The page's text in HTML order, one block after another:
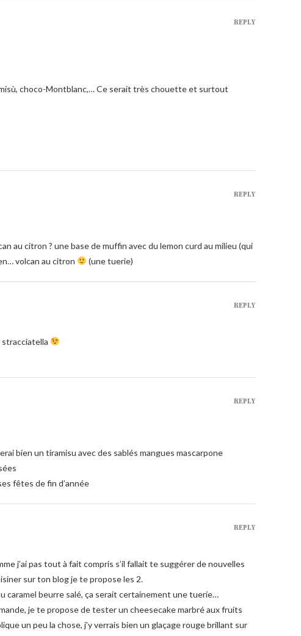
choco-Montblanc,… Ce serait très chouette et surtout
REPLY
au citron ? une base de muffin avec du lemon curd au milieu (qui
volcan au citron
(une tuerie)
REPLY
stracciatella
REPLY
bien un tiramisu avec des sablés mangues mascarpone
fêtes de fin d’année
REPLY
j’ai pas tout à fait compris s’il fallait te suggérer de nouvelles
sur ton blog je te propose les 2.
caramel beurre salé, ça serait certainement une tuerie…
je te propose de tester un cheesecake marbré aux fruits
un peu la chose, j’y verrais bien un glaçage rouge brillant sur
REPLY